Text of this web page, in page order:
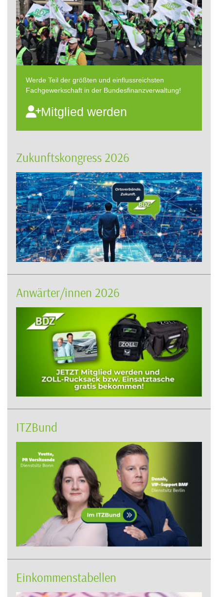
Werde Teil der größten und einflussreichsten
Fachgewerkschaft in der Bundesfinanzverwaltung!
Mitglied werden
Zukunftskongress 2026
Anwärter/innen 2026
ITZBund
Einkommenstabellen